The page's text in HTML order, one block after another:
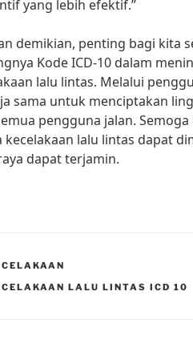
yang lebih efektif.”
demikian, penting bagi kita
Kode ICD-10 dalam
lalu lintas. Melalui
sama untuk menciptakan
pengguna jalan.
kecelakaan lalu lintas dapat
dapat terjamin.
LALU LINTAS ICD 10